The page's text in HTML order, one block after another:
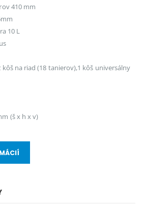
410 mm
10 L
na riad (18 tanierov),1 kôš universálny
(š x h x v)